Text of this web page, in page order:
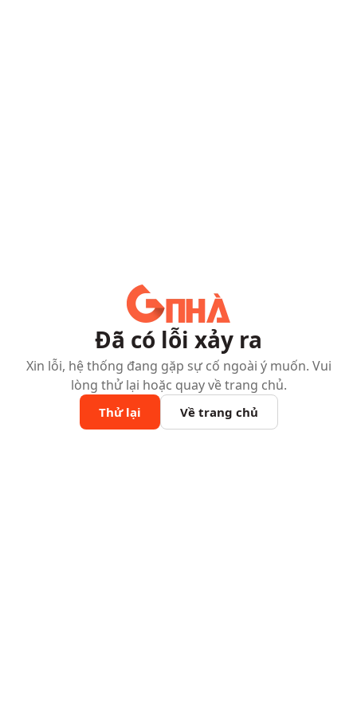
Đã có lỗi xảy ra
Xin lỗi, hệ thống đang gặp sự cố ngoài ý muốn. Vui
lòng thử lại hoặc quay về trang chủ.
Thử lại Về trang chủ